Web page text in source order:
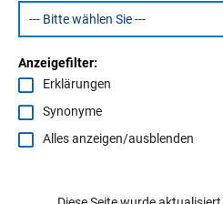
Anzeigefilter:
Erklärungen
Synonyme
Alles anzeigen/ausblenden